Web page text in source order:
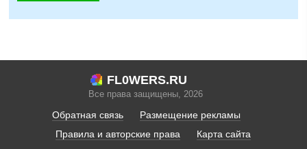
FL0WERS.RU
Все права защищены, 2026
Обратная связь
Размещение рекламы
Правила и авторские права
Карта сайта